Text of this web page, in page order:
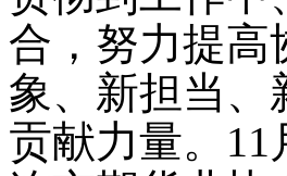
合，努力提高
象、新担当、
贡献力量。 11